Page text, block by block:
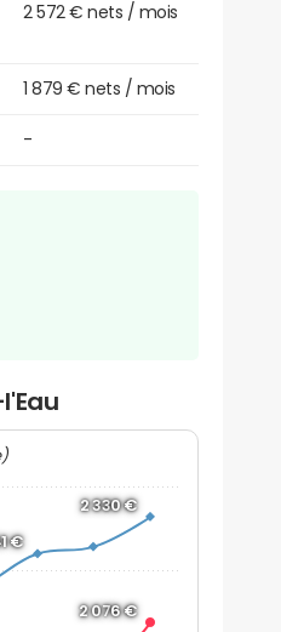
2 572 € nets / mois
1 879 € nets / mois
-
2 076 €
€
2 330 €